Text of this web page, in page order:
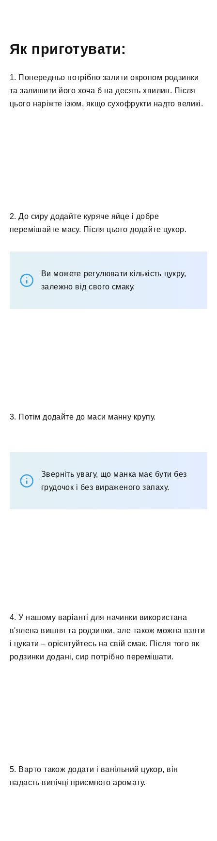
Як приготувати:
1. Попередньо потрібно залити окропом родзинки
та залишити його хоча б на десять хвилин. Після
цього наріжте ізюм, якщо сухофрукти надто великі.
2. До сиру додайте куряче яйце і добре
перемішайте масу. Після цього додайте цукор.
Ви можете регулювати кількість цукру,
залежно від свого смаку.
3. Потім додайте до маси манну крупу.
Зверніть увагу, що манка має бути без
грудочок і без вираженого запаху.
4. У нашому варіанті для начинки використана
в'ялена вишня та родзинки, але також можна взяти
і цукати – орієнтуйтесь на свій смак. Після того як
родзинки додані, сир потрібно перемішати.
5. Варто також додати і ванільний цукор, він
надасть випічці приємного аромату.